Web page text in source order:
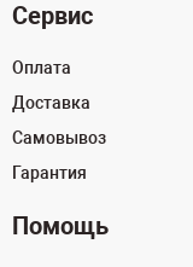
Сервис
Оплата
Доставка
Самовывоз
Гарантия
Помощь